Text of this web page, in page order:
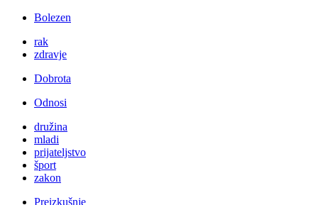
Bolezen
rak
zdravje
Dobrota
Odnosi
družina
mladi
prijateljstvo
šport
zakon
Preizkušnje